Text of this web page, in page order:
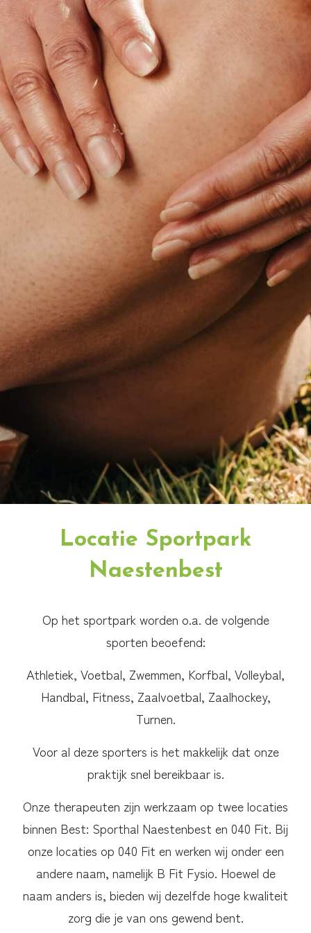
Locatie Sportpark
Naestenbest
Op het sportpark worden o.a. de volgende
sporten beoefend:
Athletiek, Voetbal, Zwemmen, Korfbal, Volleybal,
Handbal, Fitness, Zaalvoetbal, Zaalhockey,
Turnen.
Voor al deze sporters is het makkelijk dat onze
praktijk snel bereikbaar is.
Onze therapeuten zijn werkzaam op twee locaties
binnen Best: Sporthal Naestenbest en 040 Fit. Bij
onze locaties op 040 Fit en werken wij onder een
andere naam, namelijk B Fit Fysio. Hoewel de
naam anders is, bieden wij dezelfde hoge kwaliteit
zorg die je van ons gewend bent.